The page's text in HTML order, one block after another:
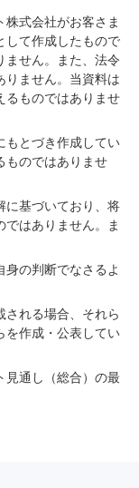
式会社がお客さま
して作成したもので
ません。また、法令
りません。当資料は
るものではありませ
もとづき作成してい
ものではありませ
に基づいており、将
はありません。ま
の判断でなさるよ
される場合、それら
を作成・公表してい
見通し（総合）の最